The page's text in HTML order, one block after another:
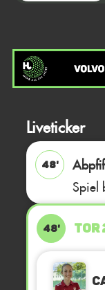
Liveticker
48'
Spiel
48' TOR